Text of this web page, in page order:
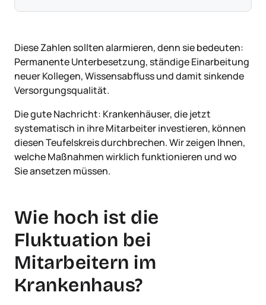
Diese Zahlen sollten alarmieren, denn sie bedeuten:
Permanente Unterbesetzung, ständige Einarbeitung
neuer Kollegen, Wissensabfluss und damit sinkende
Versorgungsqualität.
Die gute Nachricht: Krankenhäuser, die jetzt
systematisch in ihre Mitarbeiter investieren, können
diesen Teufelskreis durchbrechen. Wir zeigen Ihnen,
welche Maßnahmen wirklich funktionieren und wo
Sie ansetzen müssen.
Wie hoch ist die
Fluktuation bei
Mitarbeitern im
Krankenhaus?